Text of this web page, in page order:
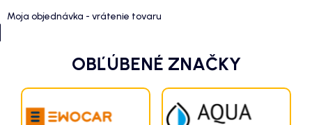
Moja objednávka - vrátenie tovaru
OBĽÚBENÉ ZNAČKY